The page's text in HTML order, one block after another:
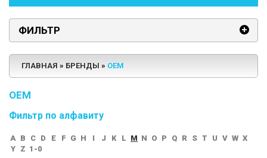
ФИЛЬТР
ГЛАВНАЯ БРЕНДЫ OEM
OEM
Фильтр по алфавиту
A B C D E F G H I J K L M N O P Q R S T U V W X
Y
Z 1-0